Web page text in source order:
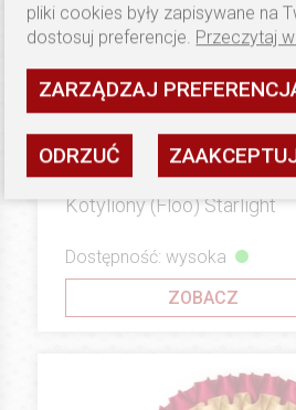
SILVER
Kotyliony (Floo) Starlight
Dostępność: wysoka
ZOBACZ
pliki cookies były zapisywane na
dostosuj preferencje. Przeczytaj
ZARZĄDZAJ
ODRZUĆ